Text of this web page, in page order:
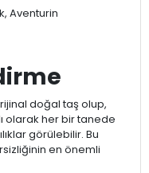
Aventurin
doğal taş olup,
olarak her bir tanede
görülebilir. Bu
en önemli